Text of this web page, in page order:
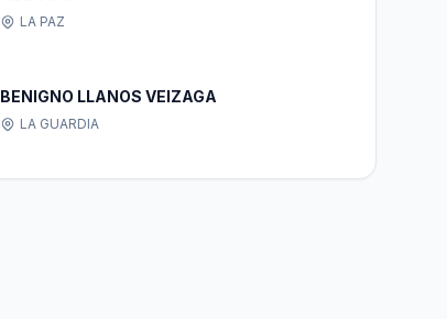
LA PAZ
BENIGNO LLANOS VEIZAGA
LA GUARDIA